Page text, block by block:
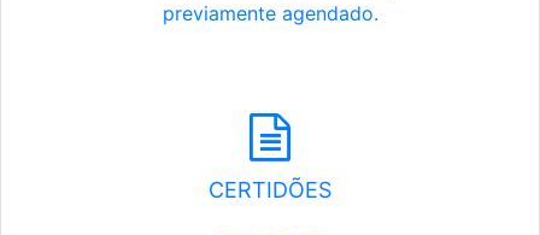
previamente agendado.
CERTIDÕES